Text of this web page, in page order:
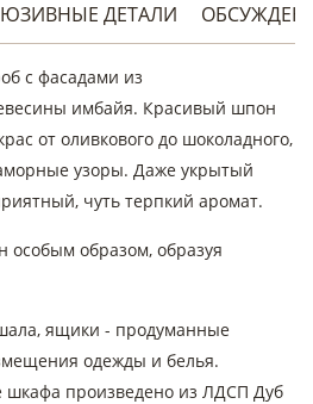
ДЕТАЛИ
с фасадами из
имбайя. Красивый шпон
от оливкового до шоколадного,
узоры. Даже укрытый
чуть терпкий аромат.
образом, образуя
ящики - продуманные
одежды и белья.
шкафа произведено из ЛДСП Дуб